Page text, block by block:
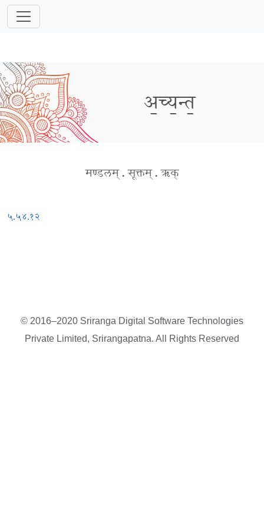
अ॒च्य॒न्त॒
मण्डलम् . सूक्तम् . ऋक्
५.५४.१२
© 2016–2020 Sriranga Digital Software Technologies
Private Limited, Srirangapatna. All Rights Reserved